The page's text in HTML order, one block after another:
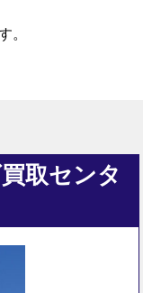
。
取センタ